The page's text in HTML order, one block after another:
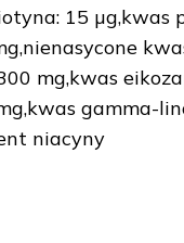
15 µg,kwas
mg,kwas
gamma-
niacyny